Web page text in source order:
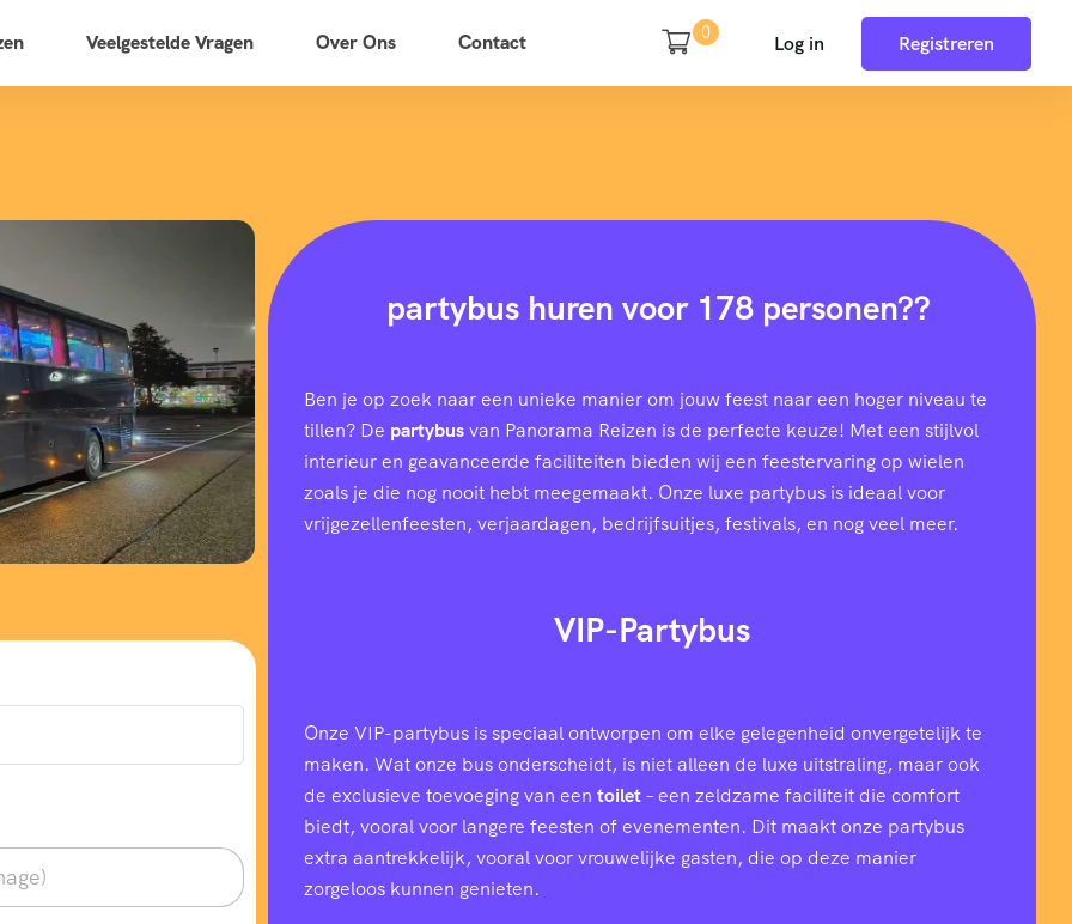
Veelgestelde Vragen Over Ons Contact 0 Log in Registreren
partybus huren voor 178 personen??
Ben je op zoek naar een unieke manier om jouw feest naar een hoger niveau te
tillen? De partybusvan Panorama Reizen is de perfecte keuze! Met een stijlvol
interieur en geavanceerde faciliteiten bieden wij een feestervaring op wielen
zoals je die nog nooit hebt meegemaakt. Onze luxe partybus is ideaal voor
vrijgezellenfeesten, verjaardagen, bedrijfsuitjes, festivals, en nog veel meer.
VIP-Partybus
Onze VIP-partybus is speciaal ontworpen om elke gelegenheid onvergetelijk te
maken. Wat onze bus onderscheidt, is niet alleen de luxe uitstraling, maar ook
de exclusieve toevoeging van een toilet– een zeldzame faciliteit die comfort
biedt, vooral voor langere feesten of evenementen. Dit maakt onze partybus
extra aantrekkelijk, vooral voor vrouwelijke gasten, die op deze manier
zorgeloos kunnen genieten.